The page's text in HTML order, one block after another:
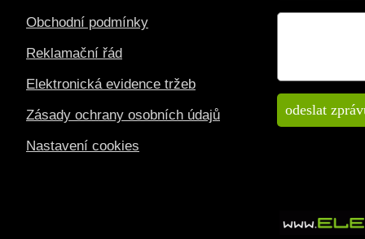
Obchodní podmínky
Reklamační řád
Elektronická evidence tržeb
Zásady ochrany osobních údajů
Nastavení cookies